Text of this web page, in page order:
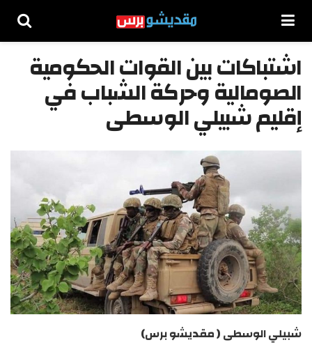
اشتباكات بين القوات الحكومية
الصومالية وحركة الشباب في
إقليم شبيلي الوسطى
شبيلي الوسطى ( مقديشو برس)